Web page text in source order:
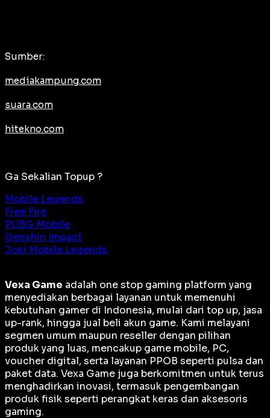
Sumber:
mediakampung.com
suara.com
hitekno.com
Ga Sekalian Topup ?
Mobile Legends
Free Fire
PUBG Mobile
Genshin Impact
Joki Mobile Legends
Vexa Game adalah one stop gaming platform yang
menyediakan berbagai layanan untuk memenuhi
kebutuhan gamer di Indonesia, mulai dari top up, jasa
up-rank, hingga jual beli akun game. Kami melayani
segmen umum maupun reseller dengan pilihan
produk yang luas, mencakup game mobile, PC,
voucher digital, serta layanan PPOB seperti pulsa dan
paket data. Vexa Game juga berkomitmen untuk terus
menghadirkan inovasi, termasuk pengembangan
produk fisik seperti perangkat keras dan aksesoris
gaming.